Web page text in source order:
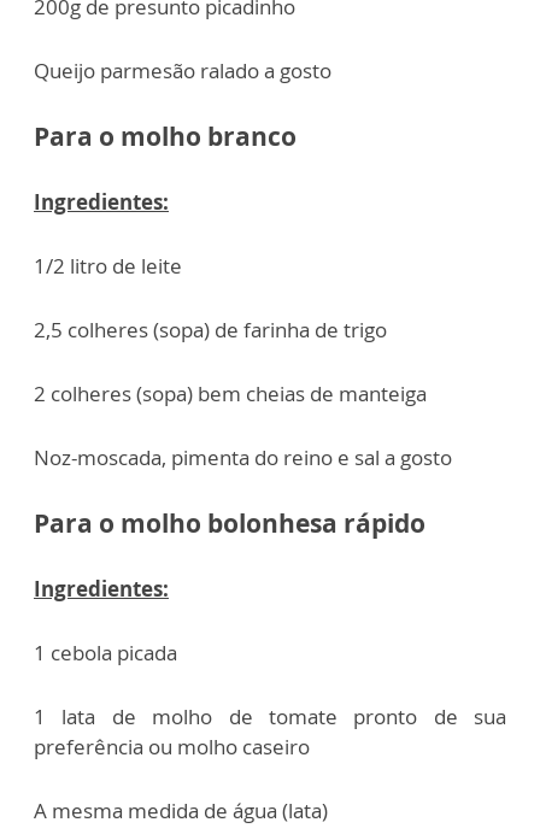
200g de presunto picadinho
Queijo parmesão ralado a gosto
Para o molho branco
Ingredientes:
1/2 litro de leite
2,5 colheres (sopa) de farinha de trigo
2 colheres (sopa) bem cheias de manteiga
Noz-moscada, pimenta do reino e sal a gosto
Para o molho bolonhesa rápido
Ingredientes:
1 cebola picada
1 lata de molho de tomate pronto de sua
preferência ou molho caseiro
A mesma medida de água (lata)